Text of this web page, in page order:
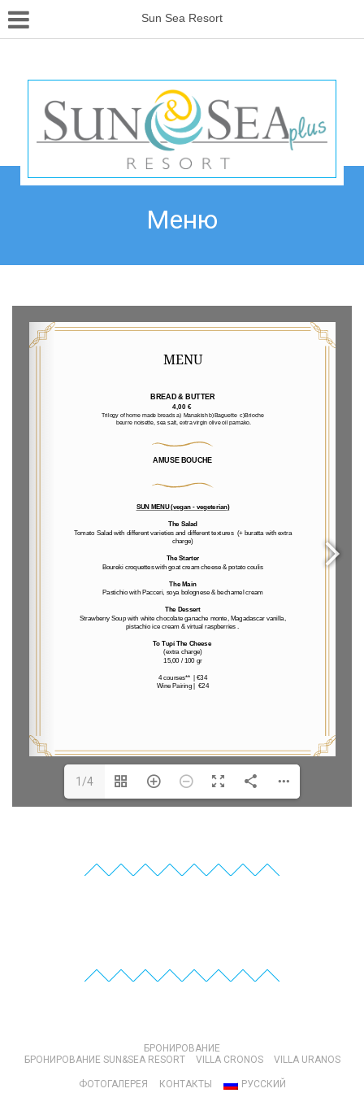
Sun Sea Resort
Меню
1/4
БРОНИРОВАНИЕ
БРОНИРОВАНИЕ SUN&SEA RESORT
VILLA CRONOS VILLA URANOS
ФОТОГАЛЕРЕЯ КОНТАКТЫ РУССКИЙ